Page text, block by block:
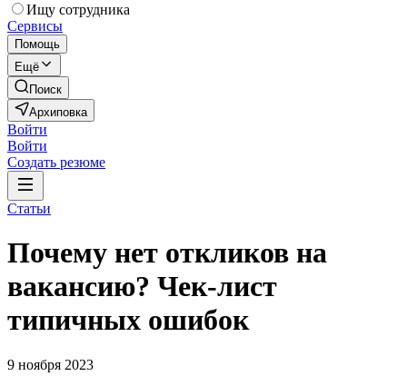
Ищу сотрудника
Сервисы
Помощь
Ещё
Поиск
Архиповка
Войти
Войти
Создать резюме
Статьи
Почему нет откликов на
вакансию? Чек-лист
типичных ошибок
9 ноября 2023